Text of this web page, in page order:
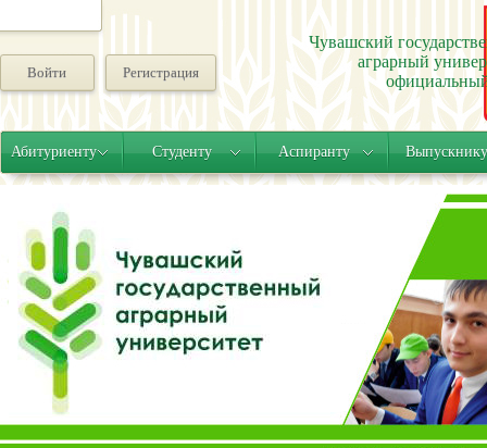
Войти Регистрация
Чувашский
аграрный
Абитуриенту Студенту Аспиранту